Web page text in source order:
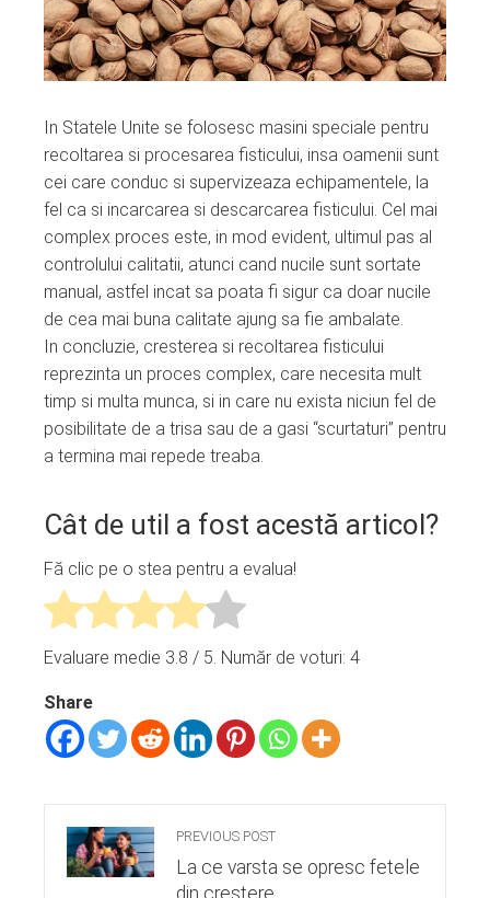
In Statele Unite se folosesc masini speciale pentru
recoltarea si procesarea fisticului, insa oamenii sunt
cei care conduc si supervizeaza echipamentele, la
fel ca si incarcarea si descarcarea fisticului. Cel mai
complex proces este, in mod evident, ultimul pas al
controlului calitatii, atunci cand nucile sunt sortate
manual, astfel incat sa poata fi sigur ca doar nucile
de cea mai buna calitate ajung sa fie ambalate.
In concluzie, cresterea si recoltarea fisticului
reprezinta un proces complex, care necesita mult
timp si multa munca, si in care nu exista niciun fel de
posibilitate de a trisa sau de a gasi “scurtaturi” pentru
a termina mai repede treaba.
Cât de util a fost acestă articol?
Fă clic pe o stea pentru a evalua!
Evaluare medie 3.8 / 5. Număr de voturi: 4
Share
PREVIOUS POST
La ce varsta se opresc fetele